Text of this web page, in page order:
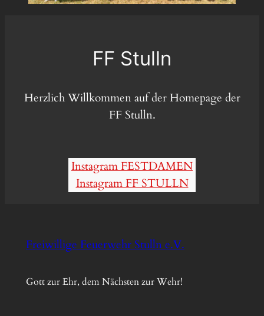
FF Stulln
Herzlich Willkommen auf der Homepage der
FF Stulln.
Instagram FESTDAMEN
Instagram FF STULLN
Freiwillige Feuerwehr Stulln e.V.
Gott zur Ehr, dem Nächsten zur Wehr!